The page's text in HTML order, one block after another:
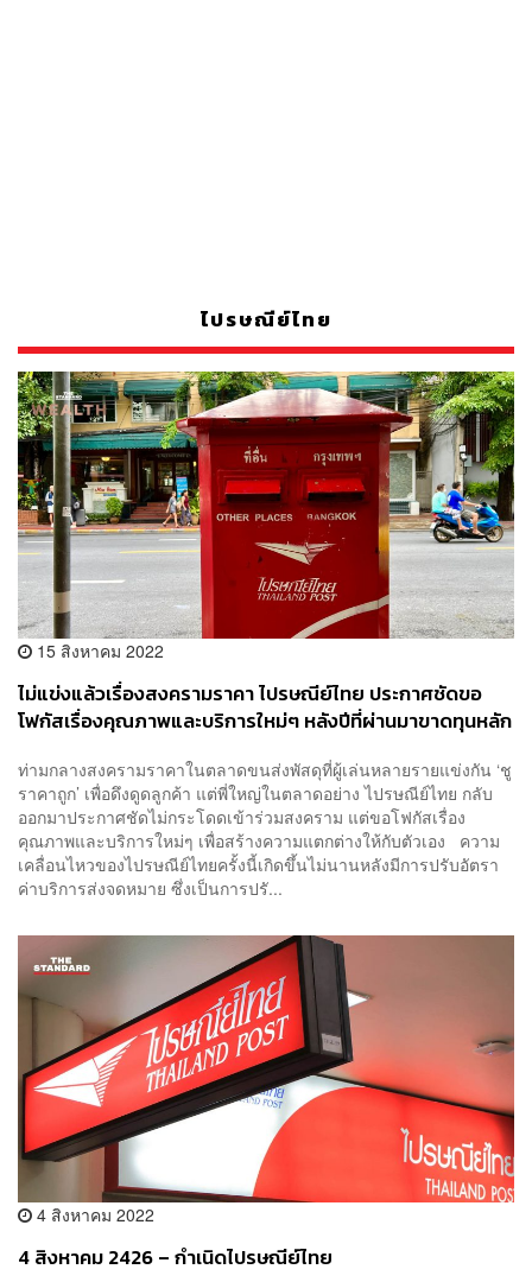
ไปรษณีย์ไทย
15 สิงหาคม 2022
ไม่แข่งแล้วเรื่องสงครามราคา ไปรษณีย์ไทย ประกาศชัดขอ
โฟกัสเรื่องคุณภาพและบริการใหม่ๆ หลังปีที่ผ่านมาขาดทุนหลัก
ท่ามกลางสงครามราคาในตลาดขนส่งพัสดุที่ผู้เล่นหลายรายแข่งกัน ‘ชู
ราคาถูก’ เพื่อดึงดูดลูกค้า แต่พี่ใหญ่ในตลาดอย่าง ไปรษณีย์ไทย กลับ
ออกมาประกาศชัดไม่กระโดดเข้าร่วมสงคราม แต่ขอโฟกัสเรื่อง
คุณภาพและบริการใหม่ๆ เพื่อสร้างความแตกต่างให้กับตัวเอง ความ
เคลื่อนไหวของไปรษณีย์ไทยครั้งนี้เกิดขึ้นไม่นานหลังมีการปรับอัตรา
ค่าบริการส่งจดหมาย ซึ่งเป็นการปรั...
4 สิงหาคม 2022
4 สิงหาคม 2426 – กำเนิดไปรษณีย์ไทย